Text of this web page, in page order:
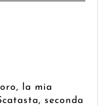
la mia
seconda